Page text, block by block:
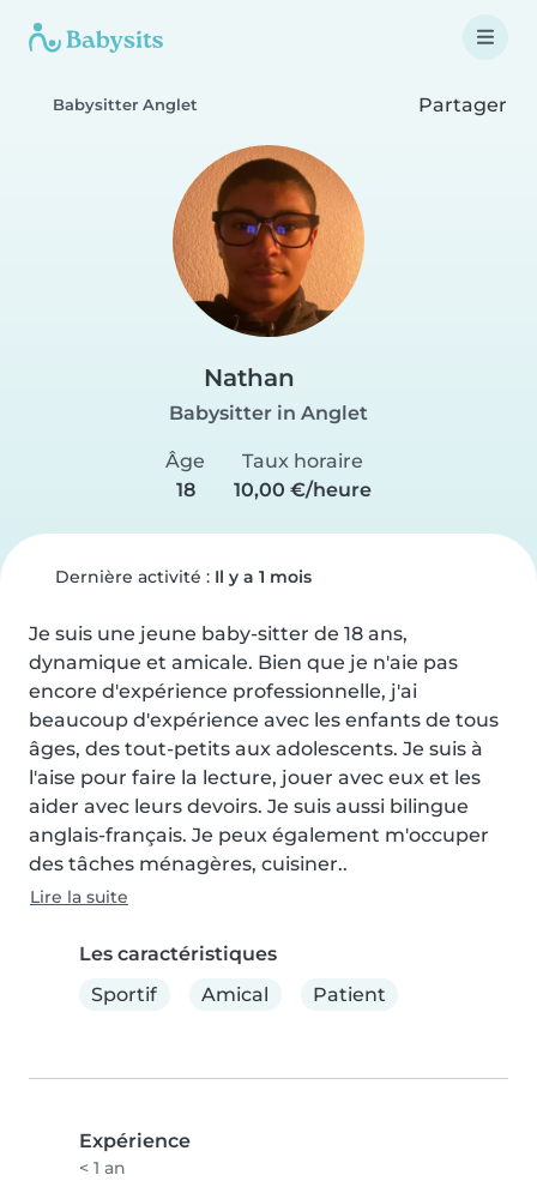
Babysitter Anglet Partager
Nathan
Babysitter in Anglet
Âge
18
Taux horaire
10,00 €/heure
Dernière activité : Il y a 1 mois
Je suis une jeune baby-sitter de 18 ans,
dynamique et amicale. Bien que je n'aie pas
encore d'expérience professionnelle, j'ai
beaucoup d'expérience avec les enfants de tous
âges, des tout-petits aux adolescents. Je suis à
l'aise pour faire la lecture, jouer avec eux et les
aider avec leurs devoirs. Je suis aussi bilingue
anglais-français. Je peux également m'occuper
des tâches ménagères, cuisiner..
Lire la suite
Les caractéristiques
Sportif
Amical Patient
Expérience
< 1 an